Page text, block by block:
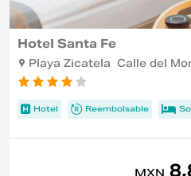
Hotel Santa Fe
Playa Zicatela Calle del
Hotel Reembolsable
MXN